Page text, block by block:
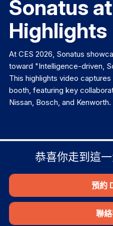
Sonatus
Highlights
At CES 2026, Sonatus
toward "Intelligence-driven,
This highlights video
booth, featuring key
Nissan, Bosch, and Kenworth.
恭喜你走到這
預約
聯